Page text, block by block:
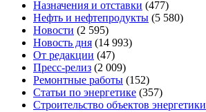
Назначения и отставки (477)
Нефть и нефтепродукты (5 580)
Новости (2 595)
Новость дня (14 993)
От редакции (47)
Пресс-релиз (2 009)
Ремонтные работы (152)
Статьи по энергетике (357)
Строительство объектов энергетики